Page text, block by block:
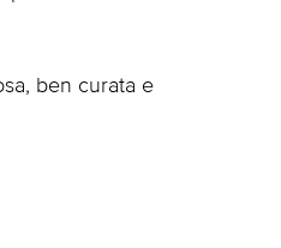
ben curata e